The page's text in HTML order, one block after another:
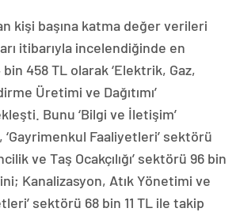
kişi başına katma değer verileri
itibarıyla incelendiğinde en
458 TL olarak ‘Elektrik, Gaz,
Üretimi ve Dağıtımı’
Bunu ‘Bilgi ve İletişim’
‘Gayrimenkul Faaliyetleri’ sektörü
ve Taş Ocakçılığı’ sektörü 96 bin
Kanalizasyon, Atık Yönetimi ve
sektörü 68 bin 11 TL ile takip